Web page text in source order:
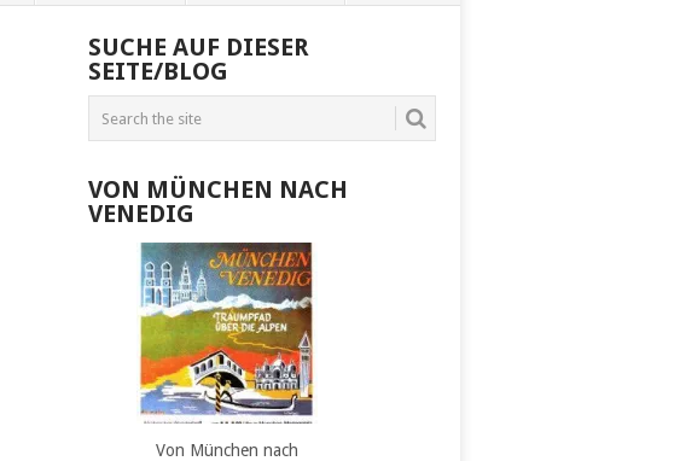
SUCHE AUF DIESER
SEITE/BLOG
VON MÜNCHEN NACH
VENEDIG
Von München nach